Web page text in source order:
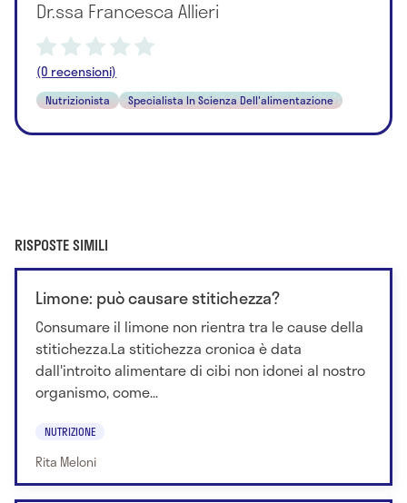
Dr.ssa Francesca Allieri
(0 recensioni)
Nutrizionista Specialista In Scienza Dell'alimentazione
RISPOSTE SIMILI
Limone: può causare stitichezza?
Consumare il limone non rientra tra le cause della
stitichezza.La stitichezza cronica è data
dall'introito alimentare di cibi non idonei al nostro
organismo, come...
NUTRIZIONE
Rita Meloni